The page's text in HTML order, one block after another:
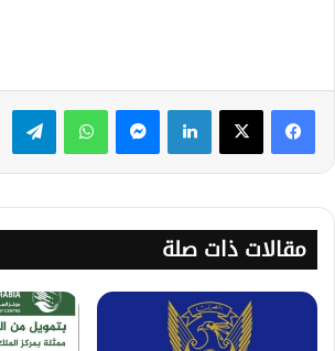
لينكدإن ماسنجر واتساب
مقالات ذات صلة